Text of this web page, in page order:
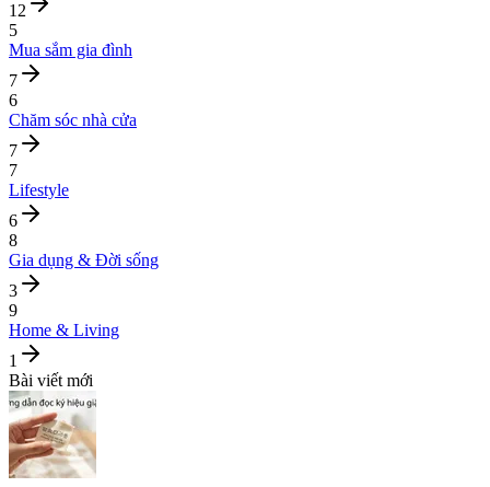
12
5
Mua sắm gia đình
7
6
Chăm sóc nhà cửa
7
7
Lifestyle
6
8
Gia dụng & Đời sống
3
9
Home & Living
1
Bài viết mới